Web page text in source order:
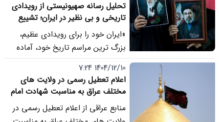
تحلیل رسانه صهیونیستی از رویدادی
تاریخی و بی نظیر در ایران؛ تشییع
آیت الله خامنه ای، مانور قدرت و پیام
استواری نظام به منطقه و جهان
«ایران خود را برای رویدادی عظیم،
بزرگ ترین مراسم تاریخ خود، آماده
می کند؛ مراسمی که ایران از آن برای
ارسال این پیام به کشورهای منطقه
استفاده خواهد کرد که این کشور پس
از ضربات سخت نیز توان برخاستن
دوباره را دارد.»
1404/12/10 7:24
اعلام تعطیل رسمی در ولایت های
مختلف عراق به مناسبت شهادت امام
خامنه ای
منابع عراقی از اعلام تعطیل رسمی در